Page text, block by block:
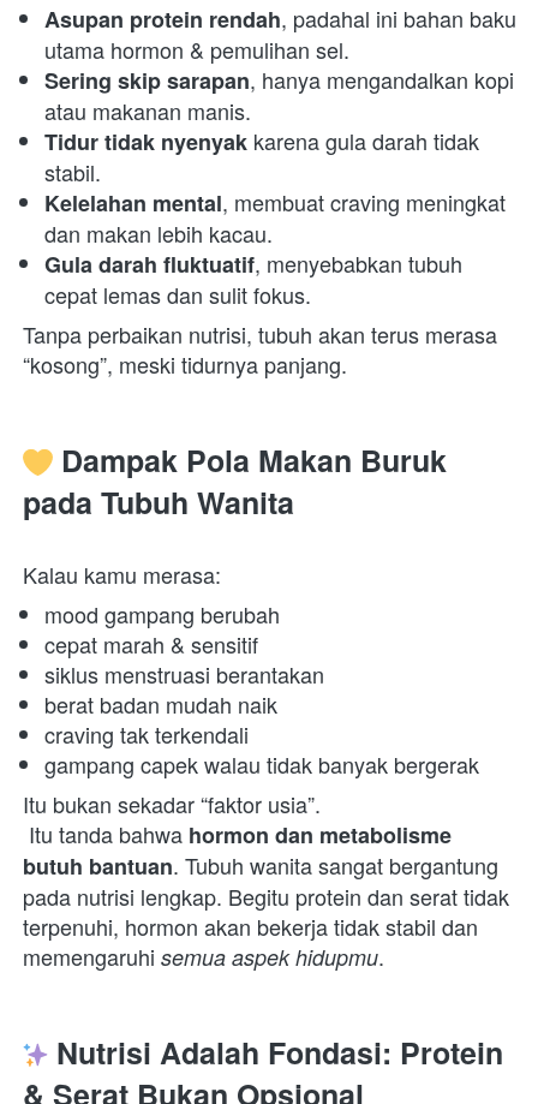
Asupan protein rendah, padahal ini bahan baku
utama hormon & pemulihan sel.
Sering skip sarapan, hanya mengandalkan kopi
atau makanan manis.
Tidur tidak nyenyak karena gula darah tidak
stabil.
Kelelahan mental, membuat craving meningkat
dan makan lebih kacau.
Gula darah fluktuatif, menyebabkan tubuh
cepat lemas dan sulit fokus.
Tanpa perbaikan nutrisi, tubuh akan terus merasa
“kosong”, meski tidurnya panjang.
Dampak Pola Makan Buruk
pada Tubuh Wanita
Kalau kamu merasa:
mood gampang berubah
cepat marah & sensitif
siklus menstruasi berantakan
berat badan mudah naik
craving tak terkendali
gampang capek walau tidak banyak bergerak
Itu bukan sekadar “faktor usia”.
Itu tanda bahwa hormon dan metabolisme
butuh bantuan. Tubuh wanita sangat bergantung
pada nutrisi lengkap. Begitu protein dan serat tidak
terpenuhi, hormon akan bekerja tidak stabil dan
memengaruhi semua aspek hidupmu.
Nutrisi Adalah Fondasi: Protein
& Serat Bukan Opsional